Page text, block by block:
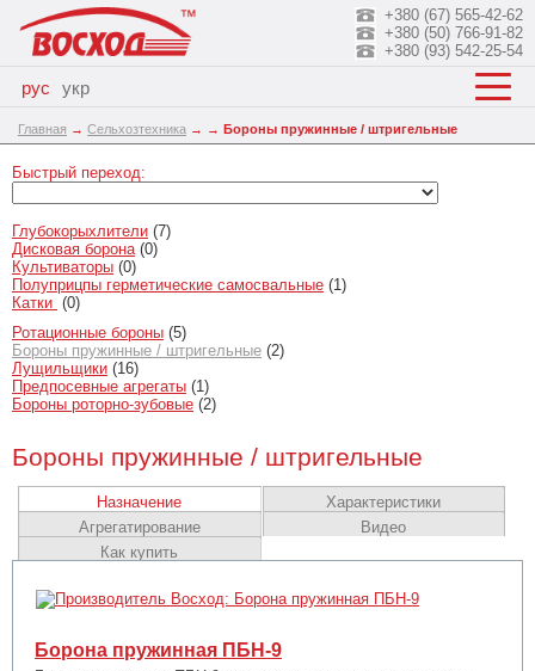
рус укр
+380 (67) 565-42-62
+380 (50) 766-91-82
+380 (93) 542-25-54
Главная → Сельхозтехника → → Бороны пружинные / штригельные
Быстрый переход:
Глубокорыхлители (7)
Дисковая борона(0)
Культиваторы (0)
Полуприцпы герметические самосвальные (1)
Катки (0)
Ротационные бороны (5)
Бороны пружинные / штригельные (2)
Лущильщики (16)
Предпосевные агрегаты (1)
Бороны роторно-зубовые (2)
Бороны пружинные / штригельные
Назначение
Характеристики
Агрегатирование
Видео
Как купить
Борона пружинная ПБН-9